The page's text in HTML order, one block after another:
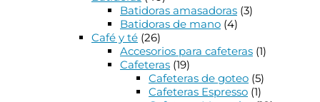
Batidoras amasadoras (3)
Batidoras de mano (4)
Café y té (26)
Accesorios para cafeteras (1)
Cafeteras (19)
Cafeteras de goteo (5)
Cafeteras Espresso (1)